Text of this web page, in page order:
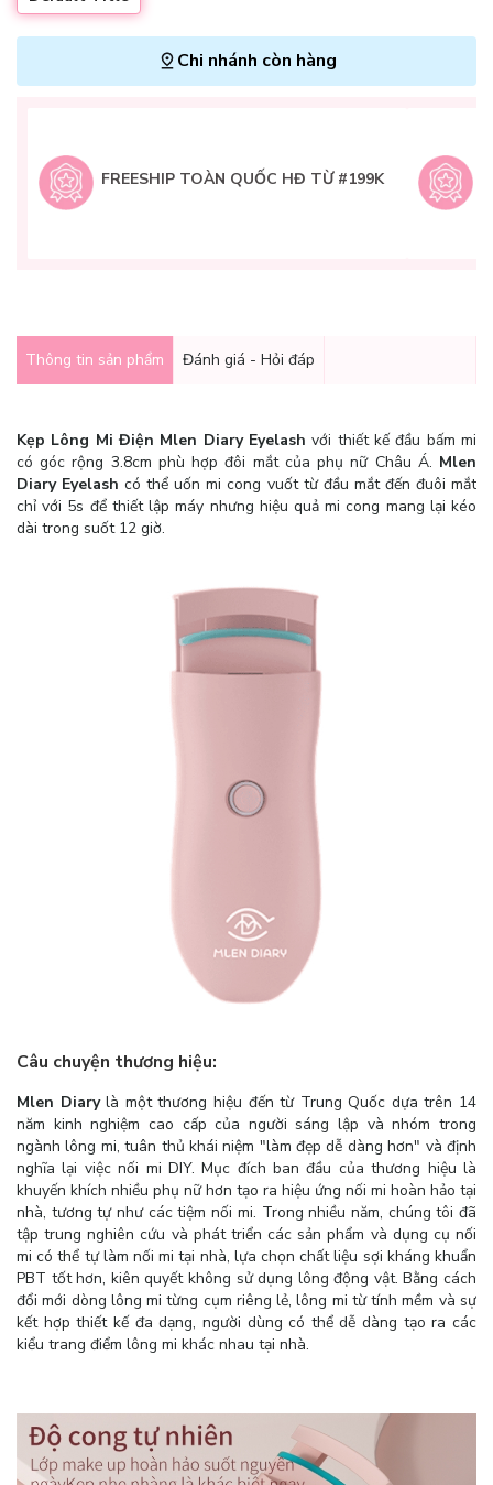
Chi nhánh còn hàng
FREESHIP TOÀN QUỐC HĐ TỪ #199K
Thông tin sản phẩm Đánh giá - Hỏi đáp
Kẹp Lông Mi Điện Mlen Diary Eyelash với thiết kế đầu bấm mi
có góc rộng 3.8cm phù hợp đôi mắt của phụ nữ Châu Á. Mlen
Diary Eyelash có thể uốn mi cong vuốt từ đầu mắt đến đuôi mắt
chỉ với 5s để thiết lập máy nhưng hiệu quả mi cong mang lại kéo
dài trong suốt 12 giờ.
Câu chuyện thương hiệu:
Mlen Diarylà một thương hiệu đến từ Trung Quốc dựa trên 14
năm kinh nghiệm cao cấp của người sáng lập và nhóm trong
ngành lông mi, tuân thủ khái niệm "làm đẹp dễ dàng hơn" và định
nghĩa lại việc nối mi DIY. Mục đích ban đầu của thương hiệu là
khuyến khích nhiều phụ nữ hơn tạo ra hiệu ứng nối mi hoàn hảo tại
nhà, tương tự như các tiệm nối mi. Trong nhiều năm, chúng tôi đã
tập trung nghiên cứu và phát triển các sản phẩm và dụng cụ nối
mi có thể tự làm nối mi tại nhà, lựa chọn chất liệu sợi kháng khuẩn
PBT tốt hơn, kiên quyết không sử dụng lông động vật. Bằng cách
đổi mới dòng lông mi từng cụm riêng lẻ, lông mi từ tính mềm và sự
kết hợp thiết kế đa dạng, người dùng có thể dễ dàng tạo ra các
kiểu trang điểm lông mi khác nhau tại nhà.